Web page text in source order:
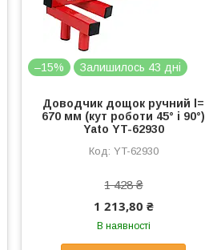
–15% Залишилось 43 дні
Доводчик дощок ручний l=
670 мм (кут роботи 45° і 90°)
Yato YT-62930
YT-62930
1 428 ₴
1 213,80 ₴
В наявності